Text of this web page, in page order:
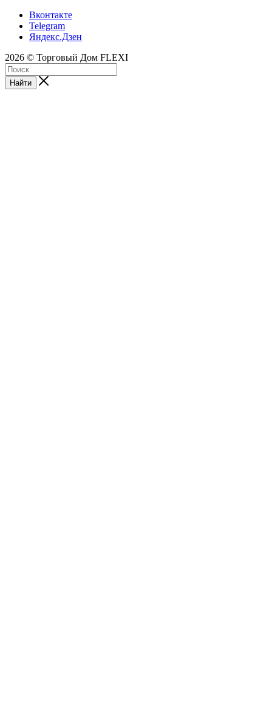
Вконтакте
Telegram
Яндекс.Дзен
2026 © Торговый Дом FLEXI
Найти